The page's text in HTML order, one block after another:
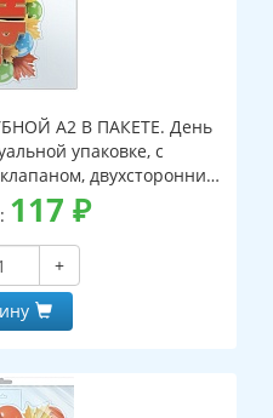
А2 В ПАКЕТЕ. День
упаковке, с
двухсторонний,
117 ₽
+